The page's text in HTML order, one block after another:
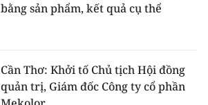
bằng sản phẩm, kết quả cụ thể
Cần Thơ: Khởi tố Chủ tịch Hội đồng
quản trị, Giám đốc Công ty cổ phần